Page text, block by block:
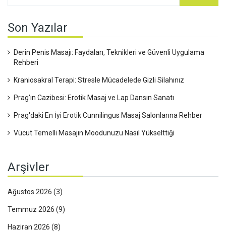
Son Yazılar
Derin Penis Masajı: Faydaları, Teknikleri ve Güvenli Uygulama
Rehberi
Kraniosakral Terapi: Stresle Mücadelede Gizli Silahınız
Prag'ın Cazibesi: Erotik Masaj ve Lap Dansın Sanatı
Prag'daki En İyi Erotik Cunnilingus Masaj Salonlarına Rehber
Vücut Temelli Masajın Moodunuzu Nasıl Yükselttiği
Arşivler
Ağustos 2026 (3)
Temmuz 2026 (9)
Haziran 2026 (8)